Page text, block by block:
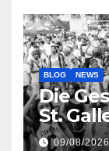
BLOG NEWS
Die
St.
jetzt
09/08/